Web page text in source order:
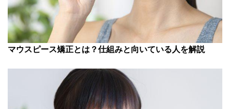
マウスピース矯正とは？仕組みと向いている人を解説